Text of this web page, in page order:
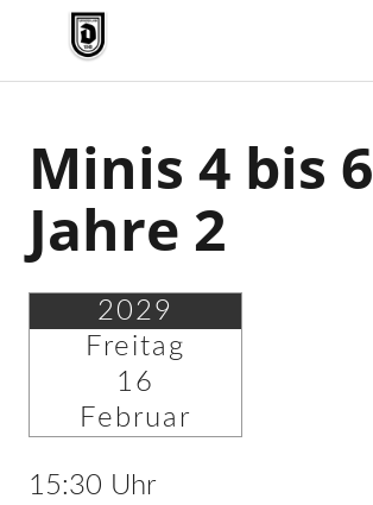
TV Jahn Duderstadt
Minis 4 bis 6
Jahre 2
2029
Freitag
16
Februar
15:30 Uhr